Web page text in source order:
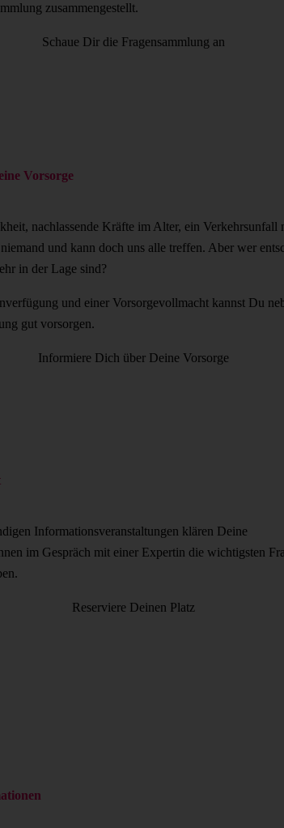
zusammengestellt.
Schaue Dir die Fragensammlung an
Vorsorge
nachlassende Kräfte im Alter, ein Verkehrsunfall
und kann doch uns alle treffen. Aber wer
in der Lage sind?
und einer Vorsorgevollmacht kannst Du
gut vorsorgen.
Informiere Dich über Deine Vorsorge
Informationsveranstaltungen klären Deine
im Gespräch mit einer Expertin die wichtigsten
Reserviere Deinen Platz